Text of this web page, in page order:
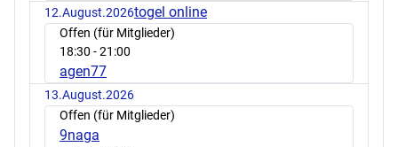
12.August.2026togel online
Offen (für Mitglieder)
18:30 - 21:00
agen77
13.August.2026
Offen (für Mitglieder)
9naga